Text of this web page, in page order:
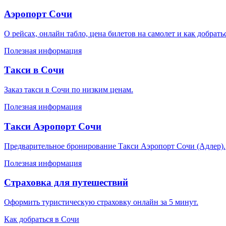
Аэропорт Сочи
О рейсах, онлайн табло, цена билетов на самолет и как
Полезная информация
Такси в Сочи
Заказ такси в Сочи по низким ценам.
Полезная информация
Такси Аэропорт Сочи
Предварительное бронирование Такси Аэропорт Сочи (Адлер).
Полезная информация
Страховка для путешествий
Оформить туристическую страховку онлайн за 5 минут.
Как добраться в Сочи